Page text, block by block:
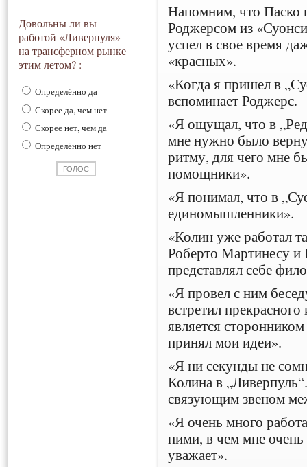
Довольны ли вы
работой «Ливерпуля»
на трансферном рынке
этим летом? :
Определённо да
Скорее да, чем нет
Скорее нет, чем да
Определённо нет
Напомним, что Паско
Роджерсом из
успел в свое время
«красных».
«Когда я пришел в
вспоминает Роджерс.
«Я ощущал, что в
мне нужно было
ритму, для чего мне
помощники».
«Я понимал, что в
единомышленники».
«Колин уже работал
Роберто Мартинесу и
представлял себе
«Я провел с ним
встретил
является
принял мои идеи».
«Я ни секунды не
Колина в
связующим звеном
«Я очень много
ними, в чем мне
уважает».